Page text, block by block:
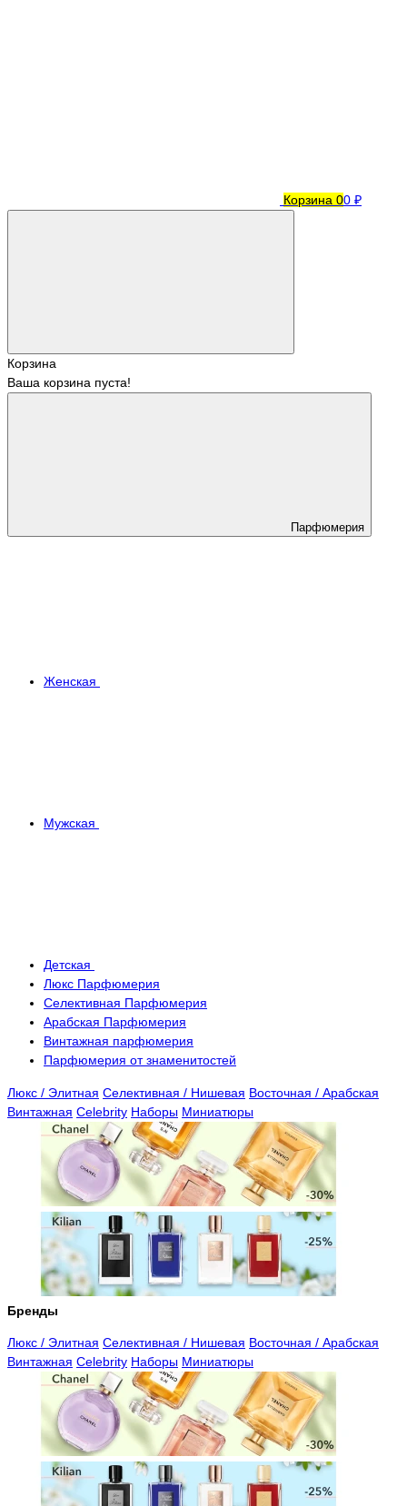
Корзина 00 ₽
Корзина
Ваша корзина пуста!
Парфюмерия
Женская
Мужская
Детская
Люкс Парфюмерия
Селективная Парфюмерия
Арабская Парфюмерия
Винтажная парфюмерия
Парфюмерия от знаменитостей
Люкс / Элитная Селективная / Нишевая Восточная / Арабская
Винтажная Celebrity Наборы Миниатюры
Бренды
Люкс / Элитная Селективная / Нишевая Восточная / Арабская
Винтажная Celebrity Наборы Миниатюры